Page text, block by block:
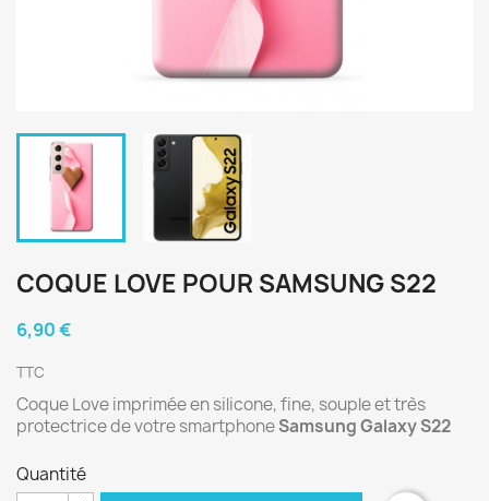
COQUE LOVE POUR SAMSUNG S22
6,90 €
TTC
Coque Love imprimée en silicone, fine, souple et très
protectrice de votre smartphoneSamsung Galaxy S22
Quantité